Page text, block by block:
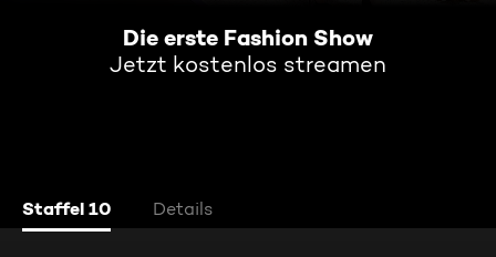
Die erste Fashion Show
Jetzt kostenlos streamen
Staffel 10 Details